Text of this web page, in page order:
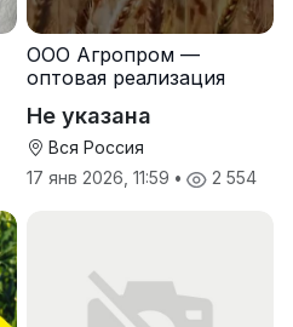
ООО Агропром —
оптовая реализация
экспорт
Не указана
Вся Россия
17 янв 2026, 11:59 • 2 554